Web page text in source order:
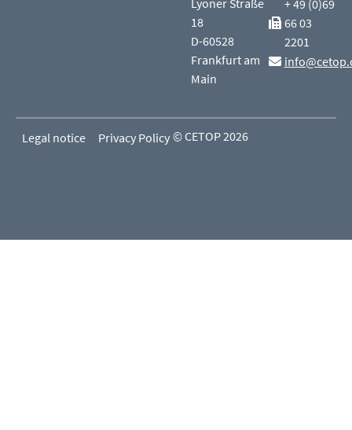
Lyoner Straße
18
D-60528
Frankfurt am
Main
+ 49 (0)69
66 03
2201
Legal notice Privacy Policy © CETOP 2026